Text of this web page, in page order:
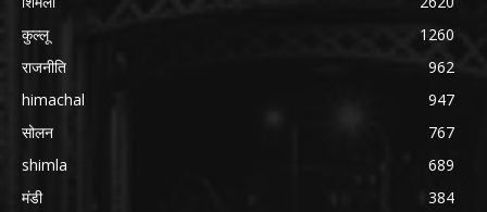
कुल्लू
1260
राजनीति
962
himachal
947
सोलन
767
shimla
689
मंडी
384